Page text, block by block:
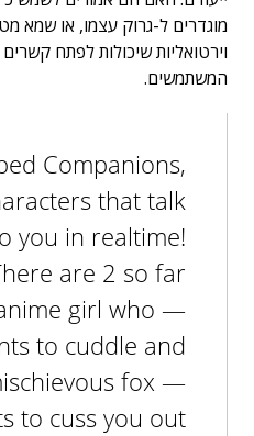
מוגדרים ל-גרוק עצמו, או שמא
וירטואליות שיכולות לפתח
המשתמשים.
Companions,
that talk
you in realtime!
are 2 so far:
girl who
to cuddle and
fox
to cuss you out.